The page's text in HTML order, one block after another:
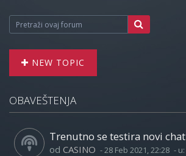
NEW TOPIC
OBAVEŠTENJA
Trenutno se testira novi chat
od CASINO -28 Feb 2021, 22:28 - u: